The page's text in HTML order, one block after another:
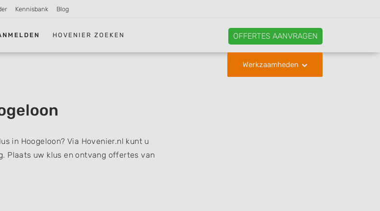
Kennisbank Blog
HOVENIER ZOEKEN OFFERTES AANVRAGEN
Werkzaamheden
in Hoogeloon? Via Hovenier.nl kunt u
Plaats uw klus en ontvang offertes van